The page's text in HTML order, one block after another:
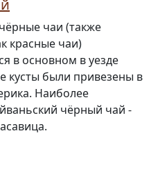
чаи (также
красные чаи)
в основном в уезде
кусты были привезены в
Наиболее
чёрный чай -